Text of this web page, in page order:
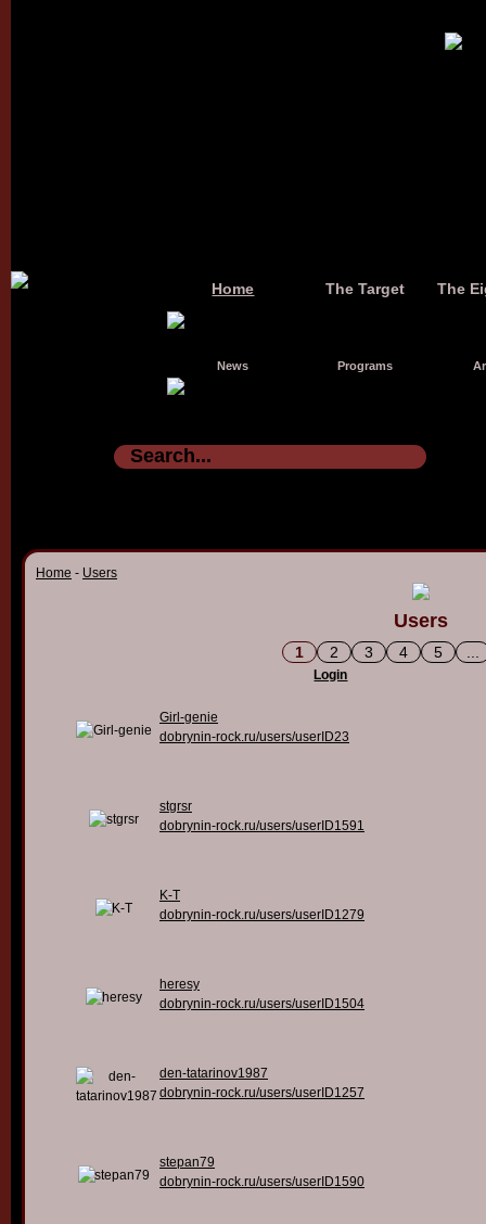
Home The Target The
News Programs
Home - Users
Users
1 2 3 4 5
Login
Girl-genie
dobrynin-rock.ru/users/userID23
stgrsr
dobrynin-rock.ru/users/userID1591
K-T
dobrynin-rock.ru/users/userID1279
heresy
dobrynin-rock.ru/users/userID1504
den-tatarinov1987
dobrynin-rock.ru/users/userID1257
stepan79
dobrynin-rock.ru/users/userID1590